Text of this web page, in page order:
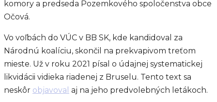
komory a predseda Pozemkového spoločenstva obce
Očová.
Vo voľbách do VÚC v BB SK, kde kandidoval za
Národnú koalíciu, skončil na prekvapivom treťom
mieste. Už v roku 2021 písal o údajnej systematickej
likvidácii vidieka riadenej z Bruselu. Tento text sa
neskôr objavoval aj na jeho predvolebných letákoch.